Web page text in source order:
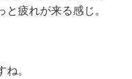
疲れが来る感じ。
。